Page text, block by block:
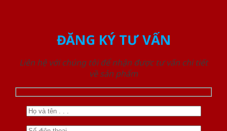
ĐĂNG KÝ TƯ VẤN
Liên hệ với chúng tôi để nhận được tư vấn chi tiết
về sản phẩm